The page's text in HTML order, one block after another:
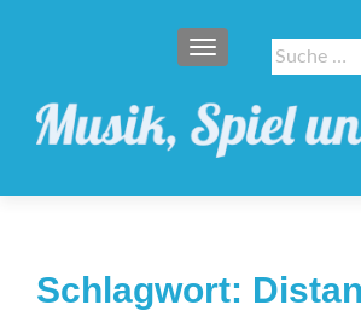
Suche
nach:
SCHALTE
Schlagwort: